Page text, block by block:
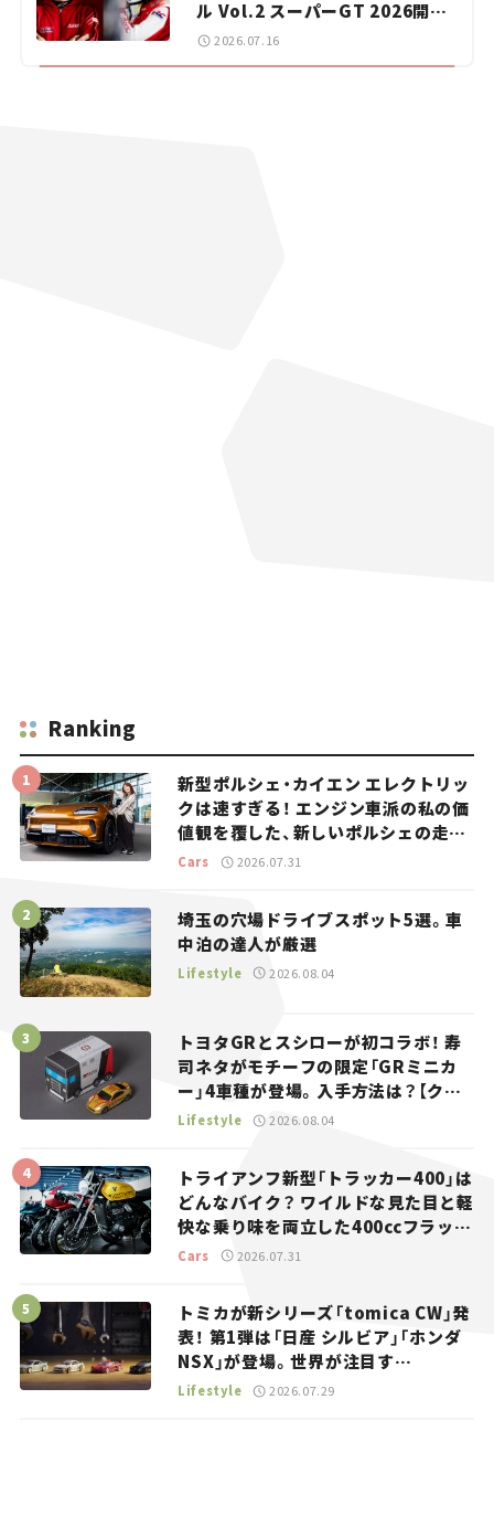
ル Vol.2 スーパーGT 2026開幕
戦 岡山国際サーキット
2026.07.16
Ranking
新型ポルシェ・カイエン エレクトリッ
クは速すぎる！ エンジン車派の私の価
値観を覆した、新しいポルシェの走
り。
Cars 2026.07.31
埼玉の穴場ドライブスポット5選。車
中泊の達人が厳選
Lifestyle 2026.08.04
トヨタGRとスシローが初コラボ！ 寿
司ネタがモチーフの限定「GRミニカ
ー」4車種が登場。入手方法は？【クル
マとホビー】
Lifestyle 2026.08.04
トライアンフ新型「トラッカー400」は
どんなバイク？ ワイルドな見た目と軽
快な乗り味を両立した400ccフラット
トラッカー【試乗レビュー】
Cars 2026.07.31
トミカが新シリーズ「tomica CW」発
表！ 第1弾は「日産 シルビア」「ホンダ
NSX」が登場。世界が注目す
る“JDM”に焦点【クルマとホビー】
Lifestyle 2026.07.29